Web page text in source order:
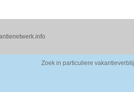
Zoek in particuliere